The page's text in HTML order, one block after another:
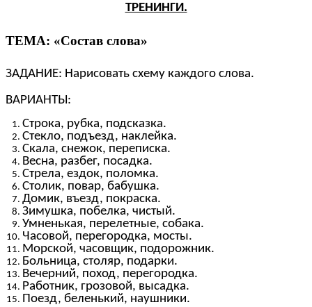
ТРЕНИНГИ.
ТЕМА: «Состав слова»
ЗАДАНИЕ: Нарисовать схему каждого слова.
ВАРИАНТЫ:
Строка, рубка, подсказка.
Стекло, подъезд, наклейка.
Скала, снежок, переписка.
Весна, разбег, посадка.
Стрела, ездок, поломка.
Столик, повар, бабушка.
Домик, въезд, покраска.
Зимушка, побелка, чистый.
Умненькая, перелетные, собака.
Часовой, перегородка, мосты.
Морской, часовщик, подорожник.
Больница, столяр, подарки.
Вечерний, поход, перегородка.
Работник, грозовой, высадка.
Поезд, беленький, наушники.